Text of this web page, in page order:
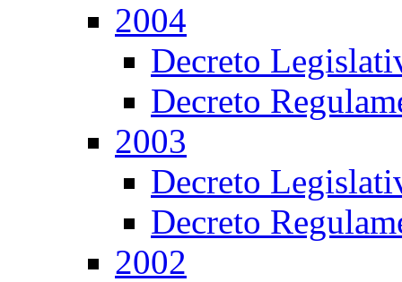
2004
Decreto
Decreto
2003
Decreto
Decreto
2002